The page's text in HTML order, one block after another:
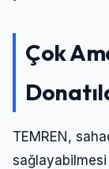
Çok
TEMREN,
sağlayabilmesi